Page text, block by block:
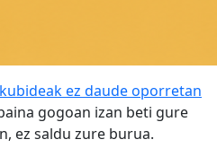
ez daude oporretan
gogoan izan beti gure
ez saldu zure burua.